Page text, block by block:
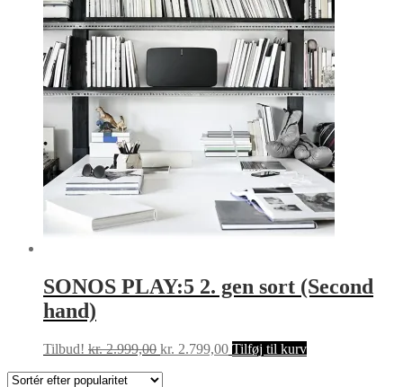
SONOS PLAY:5 2. gen sort (Second
hand)
Tilbud! kr.2.999,00 Den
kr. 2.799,00Den
Tilføj til kurv